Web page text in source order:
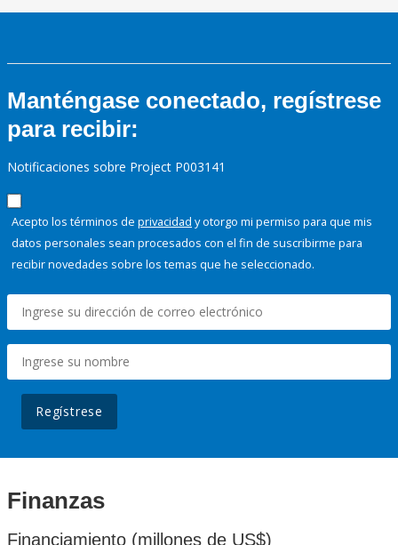
Manténgase conectado, regístrese
para recibir:
Notificaciones sobre Project P003141
Acepto los términos de privacidad y otorgo mi permiso para que mis
datos personales sean procesados con el fin de suscribirme para
recibir novedades sobre los temas que he seleccionado.
Regístrese
Finanzas
Financiamiento (millones de US$)